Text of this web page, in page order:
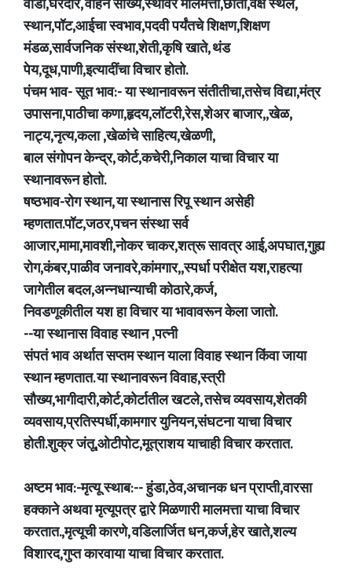
वाडी,घरदार, वाहन सौख्य,स्थावर मालमत्ता,छाती,वक्ष स्थल,
स्थान,पॉट,आईचा स्वभाव,पदवी पर्यंतचे शिक्षण,शिक्षण
मंडळ,सार्वजनिक संस्था,शेती,कृषि खाते, थंड
पेय,दूध,पाणी,इत्यादींचा विचार होतो.
पंचम भाव- सूत भाव:- या स्थानावरून संतीतीचा,तसेच विद्या,मंत्र
उपासना,पाठीचा कणा,हृदय,लॉटरी,रेस,शेअर बाजार,,खेळ,
नाट्य,नृत्य,कला ,खेळांचे साहित्य,खेळणी,
बाल संगोपन केन्द्र, कोर्ट,कचेरी,निकाल याचा विचार या
स्थानावरून होतो.
षष्ठभाव-रोग स्थान, या स्थानास रिपू स्थान असेही
म्हणतात.पॉट,जठर,पचन संस्था सर्व
आजार,मामा,मावशी,नोकर चाकर,शत्रू सावत्र आई,अपघात,गुह्य
रोग,कंबर,पाळीव जनावरे,कांमगार,,स्पर्धा परीक्षेत यश,राहत्या
जागेतील बदल,अन्नधान्याची कोठारे,कर्ज,
निवडणूकीतील यश हा विचार या भावावरून केला जातो.
--या स्थानास विवाह स्थान ,पत्नी
संपतं भाव अर्थात सप्तम स्थान याला विवाह स्थान किंवा जाया
स्थान म्हणतात. या स्थानावरून विवाह,स्त्री
सौख्य,भागीदारी,कोर्ट,कोर्टातील खटले, तसेच व्यवसाय,शेतकी
व्यवसाय,प्रतिस्पर्धी,कामगार युनियन,संघटना याचा विचार
होती.शुक्र जंतू,ओटीपोट,मूत्राशय याचाही विचार करतात.
अष्टम भाव:-मृत्यू स्थाब:-- हुंडा,ठेव,अचानक धन प्राप्ती,वारसा
हक्काने अथवा मृत्यूपत्र द्वारे मिळणारी मालमत्ता याचा विचार
करतात.,मृत्यूची कारणे, वडिलार्जित धन,कर्ज,हेर खाते,शल्य
विशारद,गुप्त कारवाया याचा विचार करतात.